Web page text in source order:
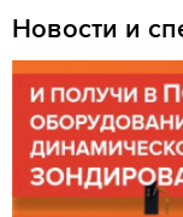
Новости и